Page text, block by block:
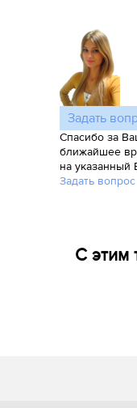
Задать
Спасибо за
ближайшее
на указанный
Задать вопрос
С этим